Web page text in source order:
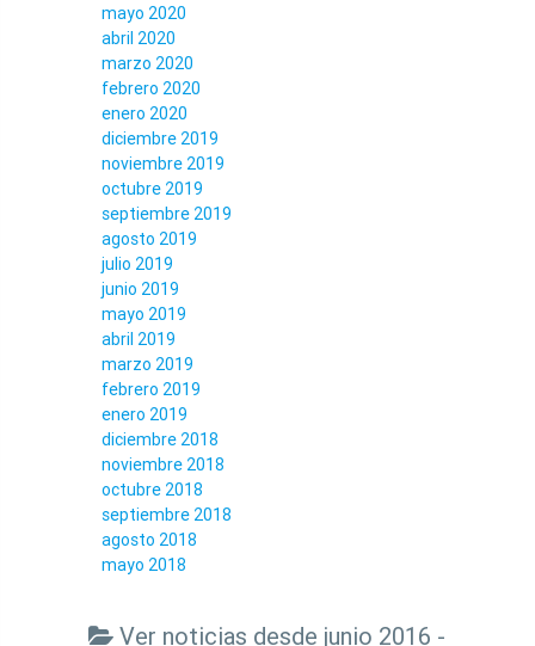
mayo 2020
abril 2020
marzo 2020
febrero 2020
enero 2020
diciembre 2019
noviembre 2019
octubre 2019
septiembre 2019
agosto 2019
julio 2019
junio 2019
mayo 2019
abril 2019
marzo 2019
febrero 2019
enero 2019
diciembre 2018
noviembre 2018
octubre 2018
septiembre 2018
agosto 2018
mayo 2018
Ver noticias desde junio 2016 -